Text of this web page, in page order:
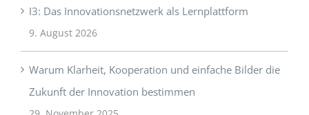
I3: Das Innovationsnetzwerk als Lernplattform
9. August 2026
Warum Klarheit, Kooperation und einfache Bilder die
Zukunft der Innovation bestimmen